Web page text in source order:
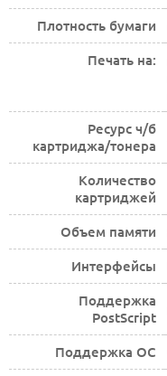
Плотность бумаги
Печать на:
Ресурс ч/б
картриджа/тонера
Количество
картриджей
Объем памяти
Интерфейсы
Поддержка
PostScript
Поддержка ОС